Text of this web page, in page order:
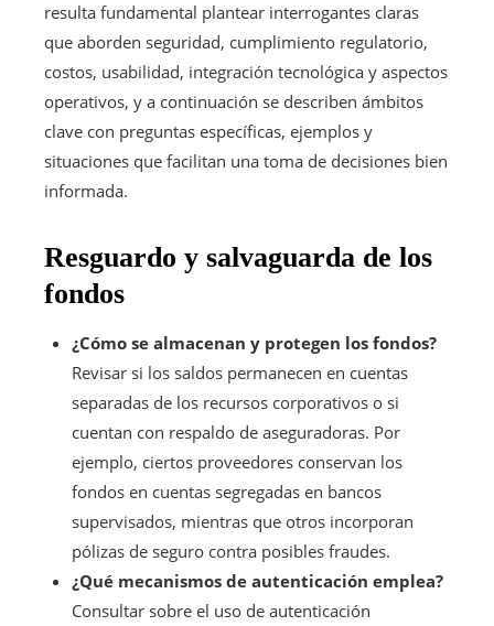
resulta fundamental plantear interrogantes claras
que aborden seguridad, cumplimiento regulatorio,
costos, usabilidad, integración tecnológica y aspectos
operativos, y a continuación se describen ámbitos
clave con preguntas específicas, ejemplos y
situaciones que facilitan una toma de decisiones bien
informada.
Resguardo y salvaguarda de los
fondos
¿Cómo se almacenan y protegen los fondos?
Revisar si los saldos permanecen en cuentas
separadas de los recursos corporativos o si
cuentan con respaldo de aseguradoras. Por
ejemplo, ciertos proveedores conservan los
fondos en cuentas segregadas en bancos
supervisados, mientras que otros incorporan
pólizas de seguro contra posibles fraudes.
¿Qué mecanismos de autenticación emplea?
Consultar sobre el uso de autenticación